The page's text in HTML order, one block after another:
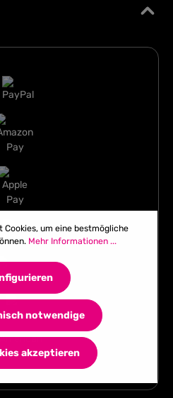
Cookies, um eine bestmögliche
Mehr Informationen ...
notwendige
akzeptieren